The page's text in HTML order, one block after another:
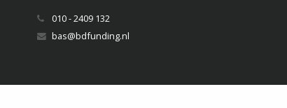
010 - 2409 132
bas@bdfunding.nl